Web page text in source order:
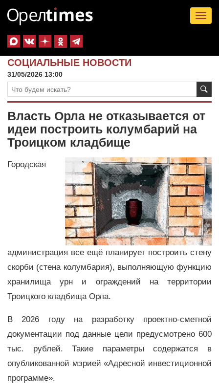
СОЦИАЛЬНЫЕ НОВОСТИ
31/05/2026 13:00
Власть Орла не отказывается от
идеи построить колумбарий на
Троицком кладбище
Городская
администрация все ещё планирует построить стену
скорби (стена колумбария), выполняющую функцию
хранилища урн и ограждений на территории
Троицкого кладбища Орла.
В 2026 году на разработку проектно-сметной
документации под данные цели предусмотрено 600
тыс. рублей. Такие параметры содержатся в
опубликованной мэрией «Адресной инвестиционной
программе».